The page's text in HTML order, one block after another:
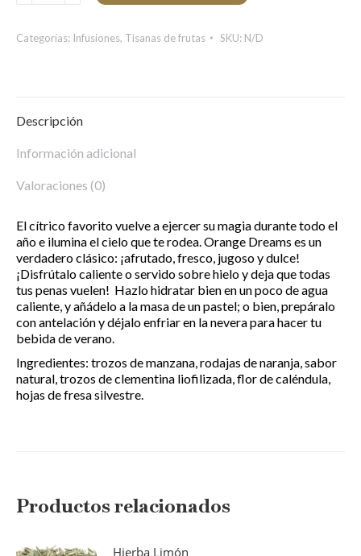
cantidad
Categorías: Infusiones, Tisanas de frutas SKU: N/D
Descripción
Información adicional
Valoraciones (0)
El cítrico favorito vuelve a ejercer su magia durante todo el
año e ilumina el cielo que te rodea. Orange Dreams es un
verdadero clásico: ¡afrutado, fresco, jugoso y dulce!
¡Disfrútalo caliente o servido sobre hielo y deja que todas
tus penas vuelen! Hazlo hidratar bien en un poco de agua
caliente, y añádelo a la masa de un pastel; o bien, prepáralo
con antelación y déjalo enfriar en la nevera para hacer tu
bebida de verano.
Ingredientes: trozos de manzana, rodajas de naranja, sabor
natural, trozos de clementina liofilizada, flor de caléndula,
hojas de fresa silvestre.
Productos relacionados
Hierba Limón